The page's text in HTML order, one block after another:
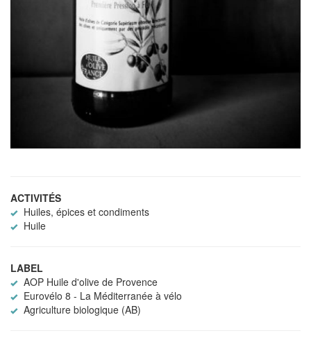
ACTIVITÉS
Huiles, épices et condiments
Huile
LABEL
AOP Huile d'olive de Provence
Eurovélo 8 - La Méditerranée à vélo
Agriculture biologique (AB)